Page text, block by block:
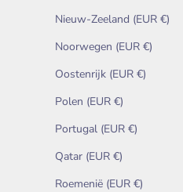
Nieuw-Zeeland (EUR €)
Noorwegen (EUR €)
Oostenrijk (EUR €)
Polen (EUR €)
Portugal (EUR €)
Qatar (EUR €)
Roemenië (EUR €)